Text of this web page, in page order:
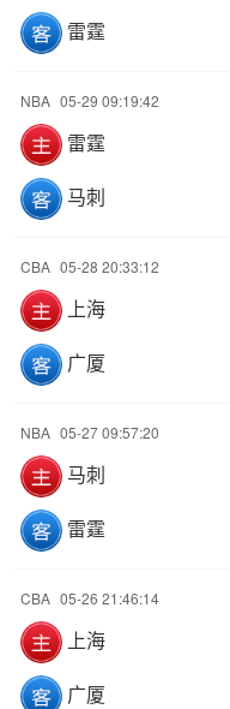
雷霆
NBA 05-29 09:19:42
雷霆
马刺
CBA 05-28 20:33:12
上海
广厦
NBA 05-27 09:57:20
马刺
雷霆
CBA 05-26 21:46:14
上海
广厦